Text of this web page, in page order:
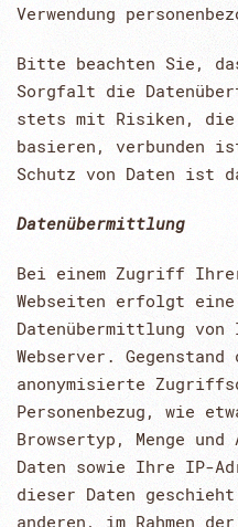
Verwendung
Bitte beachten Sie,
Sorgfalt die
stets mit Risiken, die
basieren, verbunden
Schutz von Daten ist
Datenübermittlung
Bei einem Zugriff
Webseiten erfolgt eine
Datenübermittlung von
Webserver.
anonymisierte
Personenbezug, wie
Browsertyp, Menge
Daten sowie Ihre IP-
dieser Daten
anderen, im Rahmen